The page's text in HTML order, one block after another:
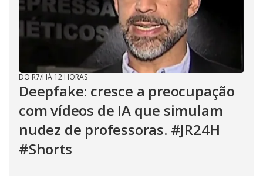
DO R7/HÁ 12 HORAS
Deepfake: cresce a preocupação
com vídeos de IA que simulam
nudez de professoras. #JR24H
#Shorts